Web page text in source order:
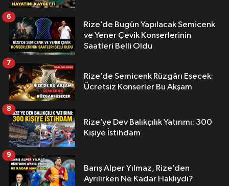
Rize’de Bugün Yapılacak Semicenk
ve Yener Çevik Konserlerinin
Saatleri Belli Oldu
6
Rize’de Semicenk Rüzgârı Esecek:
Ücretsiz Konserler Bu Akşam
7
Rize’ye Dev Balıkçılık Yatırımı: 300
Kişiye İstihdam
8
Barış Alper Yılmaz, Rize’den
Ayrılırken Ne Kadar Haklıydı?
9